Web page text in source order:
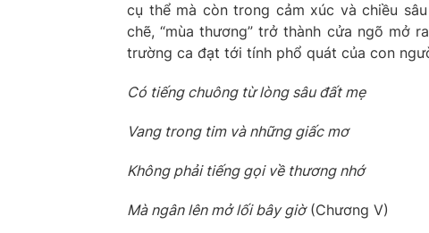
cụ thể mà còn trong cảm xúc và chiều
chẽ, “mùa thương” trở thành cửa ngõ mở
trường ca đạt tới tính phổ quát của con
Có tiếng chuông từ lòng sâu đất mẹ
Vang trong tim và những giấc mơ
Không phải tiếng gọi về thương nhớ
Mà ngân lên mở lối bây giờ(Chương V)